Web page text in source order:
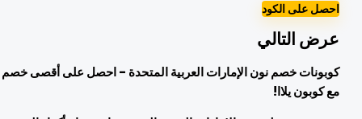
على الكود
التالي
خصم نون الإمارات العربية المتحدة - احصل على أقصى خصم
كوبون يلاا!